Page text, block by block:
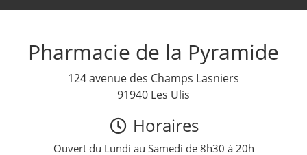
Pharmacie de la Pyramide
124 avenue des Champs Lasniers
91940 Les Ulis
Horaires
Ouvert du Lundi au Samedi de 8h30 à 20h